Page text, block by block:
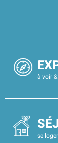
à voir
se